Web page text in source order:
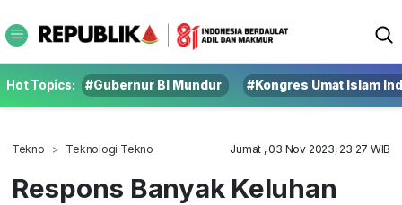
Hot Topics: #Gubernur BI Mundur #Kongres Umat Islam
Tekno Teknologi Tekno Jumat , 03 Nov 2023, 23:27 WIB
Respons Banyak Keluhan